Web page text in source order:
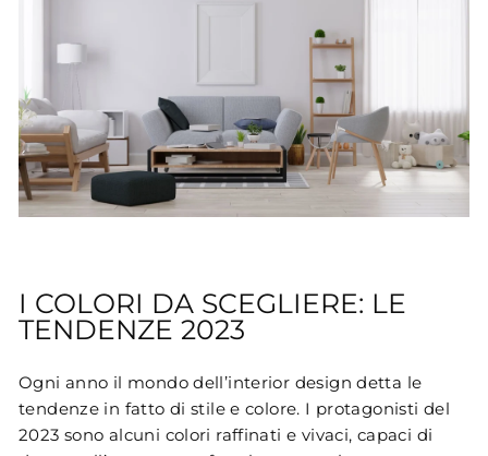
I COLORI DA SCEGLIERE: LE
TENDENZE 2023
Ogni anno il mondo dell’interior design detta le
tendenze in fatto di stile e colore. I protagonisti del
2023 sono alcuni colori raffinati e vivaci, capaci di